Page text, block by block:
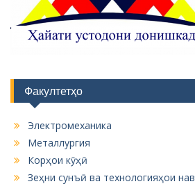
Факултетҳо
Электромеханика
Металлургия
Корҳои кӯҳӣ
Зеҳни сунъӣ ва технологияҳои нав